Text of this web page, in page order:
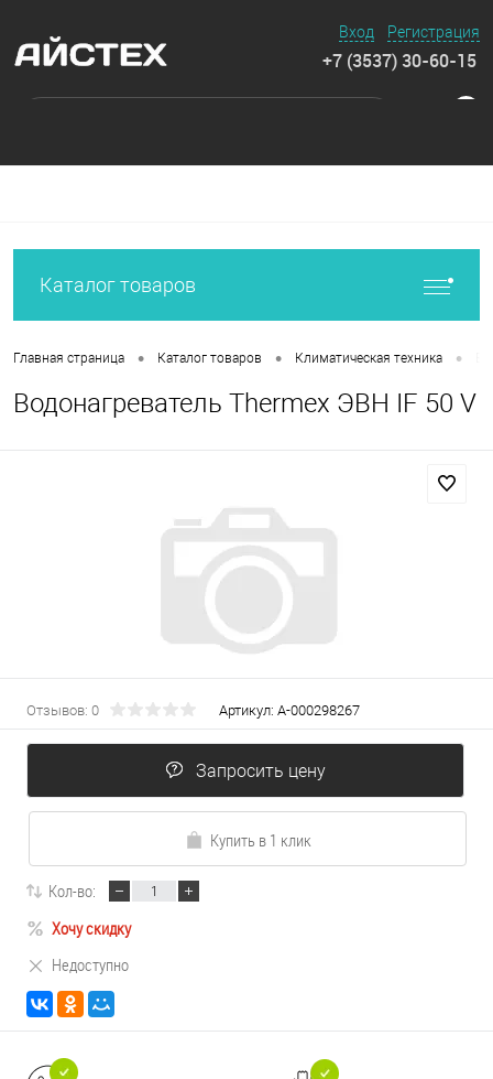
Вход Регистрация
+7 (3537) 30-60-15
Каталог товаров
Главная страница • Каталог товаров • Климатическая техника •
Водонагреватель Thermex ЭВН IF 50 V
Отзывов: 0 Артикул: А-000298267
Запросить цену
Купить в 1 клик
Кол-во:
Хочу скидку
Недоступно